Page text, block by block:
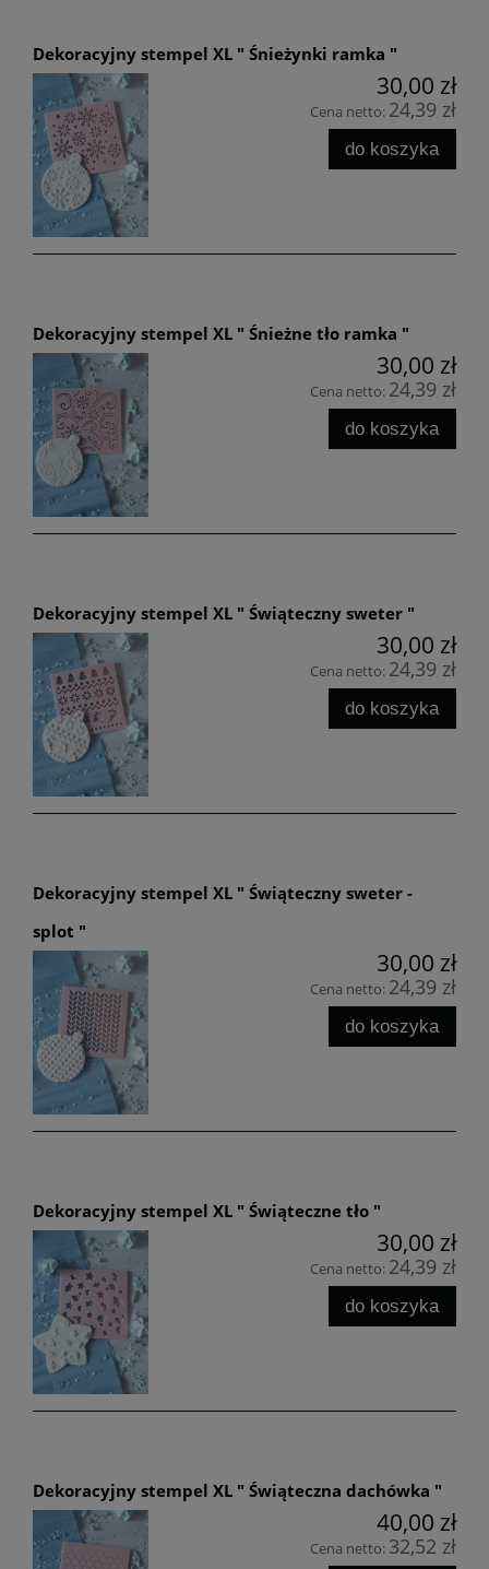
Dekoracyjny stempel XL " Śnieżynki ramka "
30,00 zł
Cena netto: 24,39 zł
do koszyka
Dekoracyjny stempel XL " Śnieżne tło ramka "
30,00 zł
Cena netto: 24,39 zł
do koszyka
Dekoracyjny stempel XL " Świąteczny sweter "
30,00 zł
Cena netto: 24,39 zł
do koszyka
Dekoracyjny stempel XL " Świąteczny sweter -
splot "
30,00 zł
Cena netto: 24,39 zł
do koszyka
Dekoracyjny stempel XL " Świąteczne tło "
30,00 zł
Cena netto: 24,39 zł
do koszyka
Dekoracyjny stempel XL " Świąteczna dachówka "
40,00 zł
Cena netto: 32,52 zł